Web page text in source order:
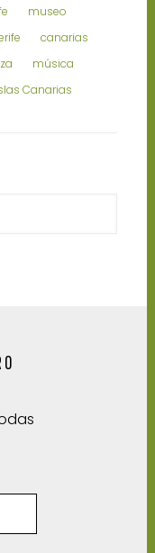
museo
canarias
música
Canarias